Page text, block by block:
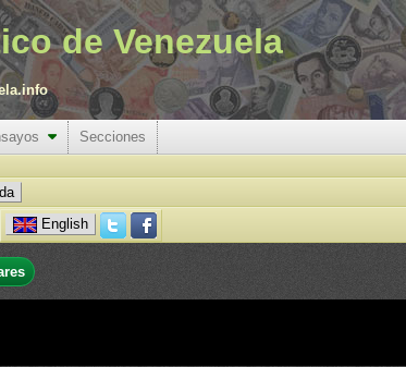
de Venezuela
Secciones
English